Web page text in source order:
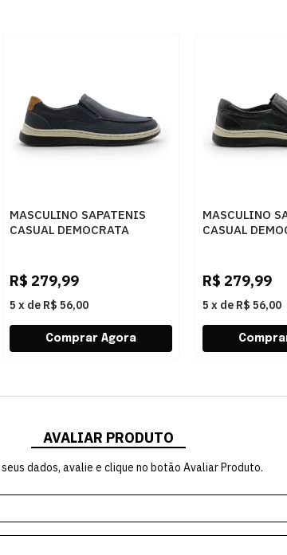
MASCULINO SAPATENIS
CASUAL DEMOCRATA
R$ 279,99
5 x de R$ 56,00
MASCULINO
CASUAL
R$ 279,99
5 x de R$ 56,00
AVALIAR PRODUTO
seus dados, avalie e clique no botão Avaliar Produto.